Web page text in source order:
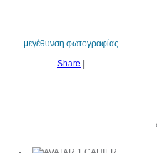
μεγέθυνση φωτογραφίας
Share